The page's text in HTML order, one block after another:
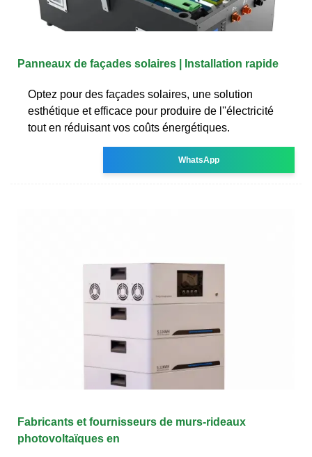
Panneaux de façades solaires | Installation rapide
Optez pour des façades solaires, une solution
esthétique et efficace pour produire de l''électricité
tout en réduisant vos coûts énergétiques.
WhatsApp
Fabricants et fournisseurs de murs-rideaux
photovoltaïques en